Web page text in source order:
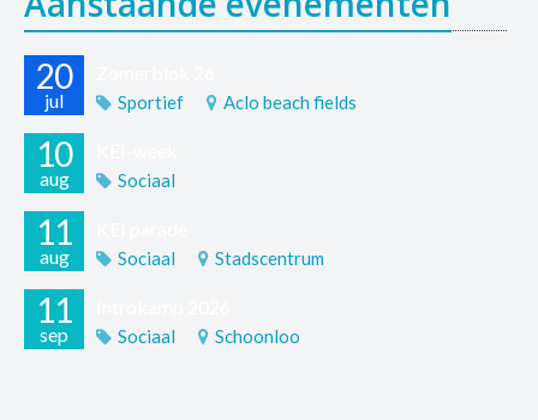
20
jul Sportief Aclo beach fields
10
aug Sociaal
11
aug Sociaal Stadscentrum
11
sep Sociaal Schoonloo